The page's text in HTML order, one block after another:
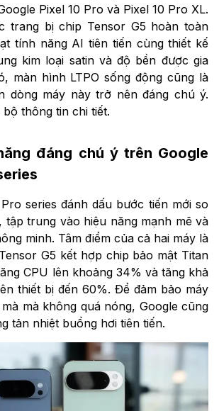
Pixel 10 Pro và Pixel 10 Pro XL.
trang bị chip Tensor G5 hoàn toàn
tính năng AI tiên tiến cùng thiết kế
kim loại satin và độ bền được gia
màn hình LTPO sống động cũng là
dòng máy này trở nên đáng chú ý.
thông tin chi tiết.
đáng chú ý trên Google
series đánh dấu bước tiến mới so
tập trung vào hiệu năng mạnh mẽ và
minh. Tâm điểm của cả hai máy là
G5 kết hợp chip bảo mật Titan
CPU lên khoảng 34% và tăng khả
thiết bị đến 60%. Để đảm bảo máy
mà không quá nóng, Google cũng
tản nhiệt buồng hơi tiên tiến.